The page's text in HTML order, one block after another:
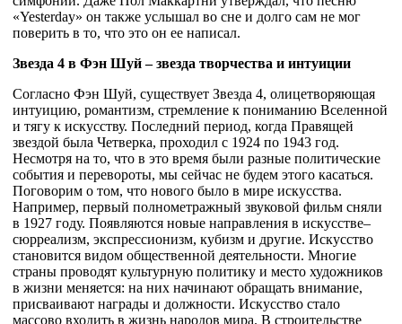
«Yesterday» он также услышал во сне и долго сам не мог
поверить в то, что это он ее написал.
Звезда 4 в Фэн Шуй – звезда творчества и интуиции
Согласно Фэн Шуй, существует Звезда 4, олицетворяющая
интуицию, романтизм, стремление к пониманию Вселенной
и тягу к искусству. Последний период, когда Правящей
звездой была Четверка, проходил с 1924 по 1943 год.
Несмотря на то, что в это время были разные политические
события и перевороты, мы сейчас не будем этого касаться.
Поговорим о том, что нового было в мире искусства.
Например, первый полнометражный звуковой фильм сняли
в 1927 году. Появляются новые направления в искусстве–
сюрреализм, экспрессионизм, кубизм и другие. Искусство
становится видом общественной деятельности. Многие
страны проводят культурную политику и место художников
в жизни меняется: на них начинают обращать внимание,
присваивают награды и должности. Искусство стало
массово входить в жизнь народов мира. В строительстве